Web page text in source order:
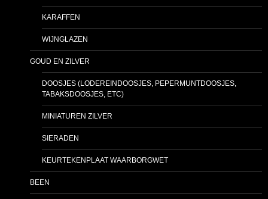
KARAFFEN
WIJNGLAZEN
GOUD EN ZILVER
DOOSJES (LODEREINDOOSJES, PEPERMUNTDOOSJES,
TABAKSDOOSJES, ETC)
MINIATUREN ZILVER
SIERADEN
KEURTEKENPLAAT WAARBORGWET
BEEN